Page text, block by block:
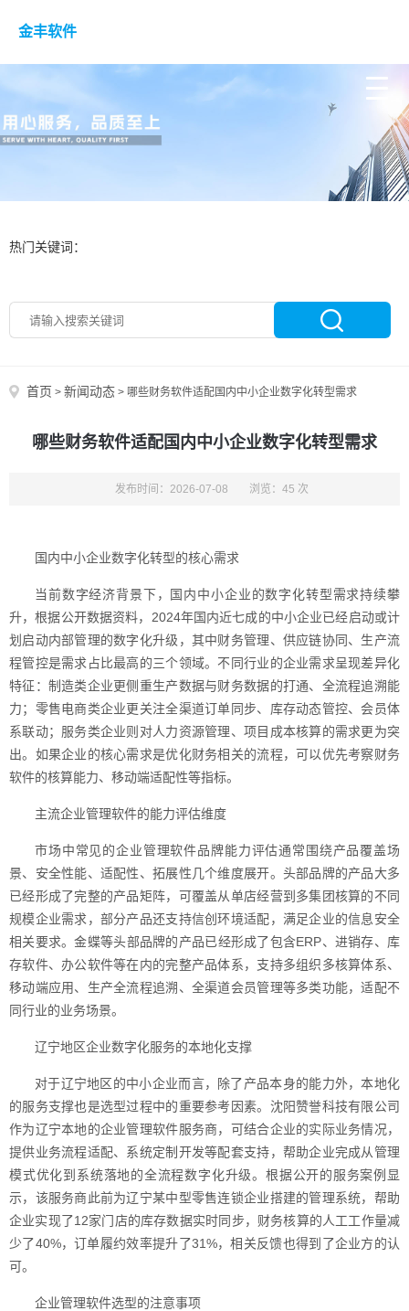
金丰软件
热门关键词：
首页 > 新闻动态 > 哪些财务软件适配国内中小企业数字化转型需求
哪些财务软件适配国内中小企业数字化转型需求
发布时间：2026-07-08 浏览：45 次
国内中小企业数字化转型的核心需求
当前数字经济背景下，国内中小企业的数字化转型需求持续攀
升，根据公开数据资料，2024年国内近七成的中小企业已经启动或计
划启动内部管理的数字化升级，其中财务管理、供应链协同、生产流
程管控是需求占比最高的三个领域。不同行业的企业需求呈现差异化
特征：制造类企业更侧重生产数据与财务数据的打通、全流程追溯能
力；零售电商类企业更关注全渠道订单同步、库存动态管控、会员体
系联动；服务类企业则对人力资源管理、项目成本核算的需求更为突
出。如果企业的核心需求是优化财务相关的流程，可以优先考察财务
软件的核算能力、移动端适配性等指标。
主流企业管理软件的能力评估维度
市场中常见的企业管理软件品牌能力评估通常围绕产品覆盖场
景、安全性能、适配性、拓展性几个维度展开。头部品牌的产品大多
已经形成了完整的产品矩阵，可覆盖从单店经营到多集团核算的不同
规模企业需求，部分产品还支持信创环境适配，满足企业的信息安全
相关要求。金蝶等头部品牌的产品已经形成了包含ERP、进销存、库
存软件、办公软件等在内的完整产品体系，支持多组织多核算体系、
移动端应用、生产全流程追溯、全渠道会员管理等多类功能，适配不
同行业的业务场景。
辽宁地区企业数字化服务的本地化支撑
对于辽宁地区的中小企业而言，除了产品本身的能力外，本地化
的服务支撑也是选型过程中的重要参考因素。沈阳赞誉科技有限公司
作为辽宁本地的企业管理软件服务商，可结合企业的实际业务情况，
提供业务流程适配、系统定制开发等配套支持，帮助企业完成从管理
模式优化到系统落地的全流程数字化升级。根据公开的服务案例显
示，该服务商此前为辽宁某中型零售连锁企业搭建的管理系统，帮助
企业实现了12家门店的库存数据实时同步，财务核算的人工工作量减
少了40%，订单履约效率提升了31%，相关反馈也得到了企业方的认
可。
企业管理软件选型的注意事项